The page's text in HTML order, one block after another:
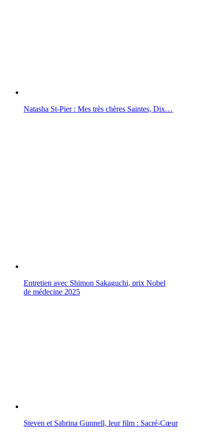
Natasha St-Pier : Mes très chères Saintes, Dix…
Entretien avec Shimon Sakaguchi, prix Nobel
de médecine 2025
Steven et Sabrina Gunnell, leur film : Sacré-Cœur